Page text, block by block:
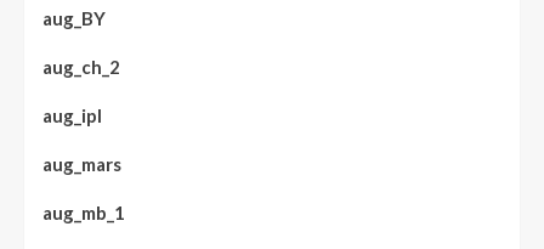
aug_BY
aug_ch_2
aug_ipl
aug_mars
aug_mb_1